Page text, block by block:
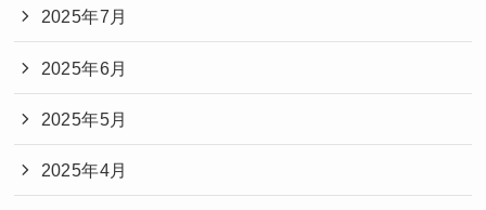
2025年7月
2025年6月
2025年5月
2025年4月